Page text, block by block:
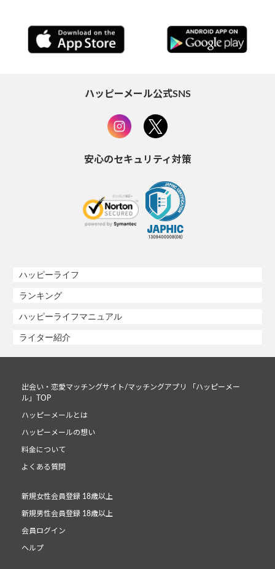
ハッピーメール公式SNS
安心のセキュリティ対策
ハッピーライフ
ランキング
ハッピーライフマニュアル
ライター紹介
出会い・恋愛マッチングサイト/マッチングアプリ 「ハッピーメー
ル」TOP
ハッピーメールとは
ハッピーメールの想い
料金について
よくある質問
新規女性会員登録 18歳以上
新規男性会員登録 18歳以上
会員ログイン
ヘルプ